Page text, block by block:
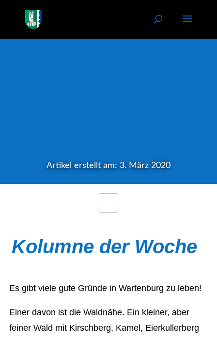
Artikel erstellt am: 3. März 2020
Kolumne der Woche
Es gibt viele gute Gründe in Wartenburg zu leben!
Einer davon ist die Waldnähe. Ein kleiner, aber
feiner Wald mit Kirschberg, Kamel, Eierkullerberg